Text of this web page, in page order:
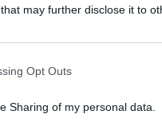
that may further disclose it to
Opt Outs
Sharing of my personal data.